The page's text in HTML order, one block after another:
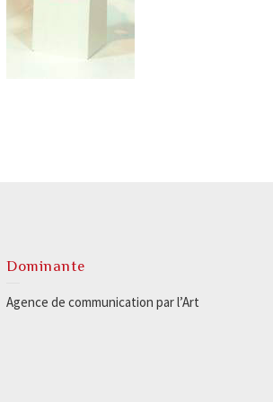
Dominante
Agence de communication par l’Art